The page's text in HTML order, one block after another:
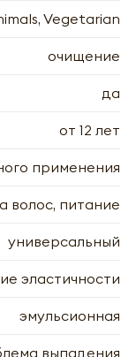
Vegetarian
очищение
да
от 12 лет
применения
волос, питание
универсальный
эластичности
эмульсионная
выпадения